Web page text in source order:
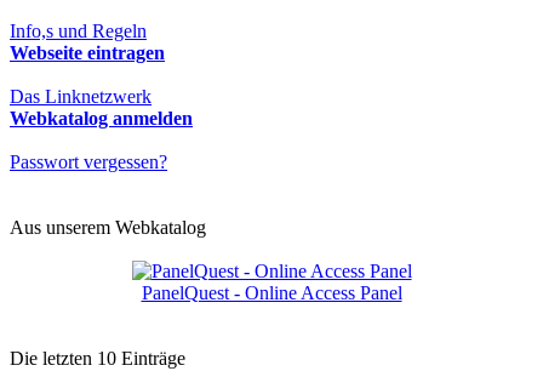
Info,s und Regeln
Webseite eintragen
Das Linknetzwerk
Webkatalog anmelden
Passwort vergessen?
Aus unserem Webkatalog
PanelQuest - Online Access Panel
Die letzten 10 Einträge